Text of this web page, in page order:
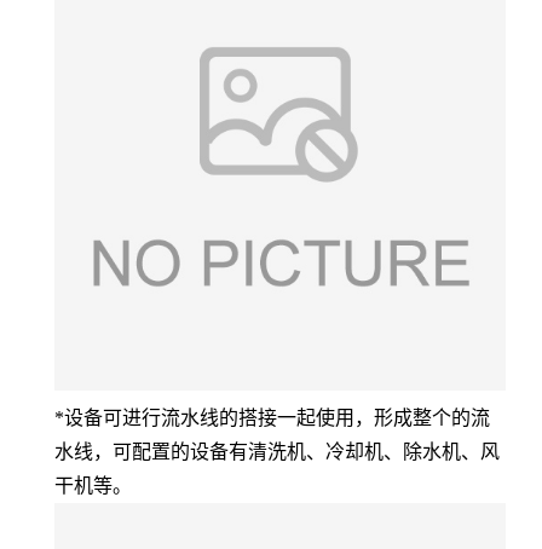
*设备可进行流水线的搭接一起使用，形成整个的流
水线，可配置的设备有清洗机、冷却机、除水机、风
干机等。